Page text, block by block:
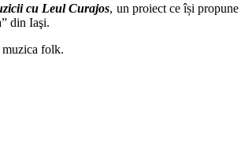
cu Leul Curajos, un proiect ce își
din Iaşi.
muzica folk.